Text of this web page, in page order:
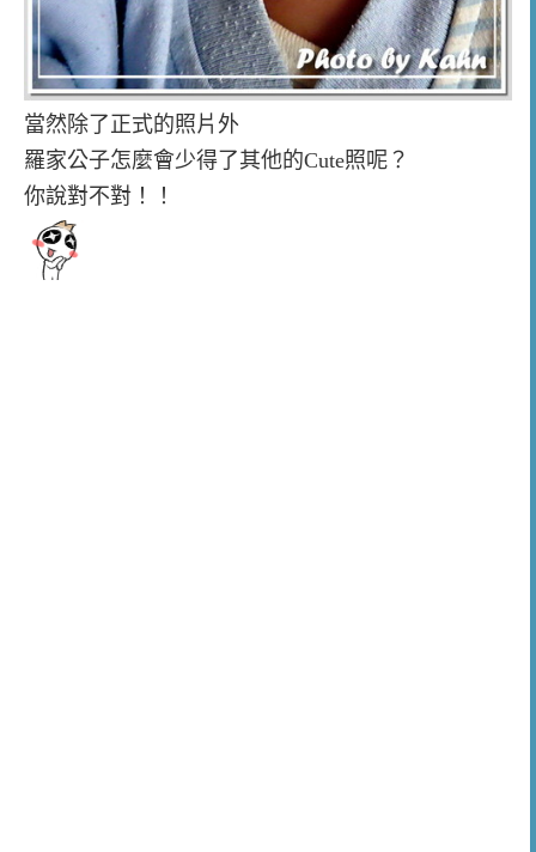
當然除了正式的照片外
羅家公子怎麼會少得了其他的Cute照呢？
你說對不對！！